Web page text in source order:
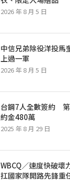
2026 年 8 月 5 日
中信兄弟除役洋投
上過一軍
2026 年 8 月 5 日
台鋼7人全數簽約
約金480萬
2025 年 8 月 29 日
WBCQ／速度快破
扛國家隊開路先鋒重